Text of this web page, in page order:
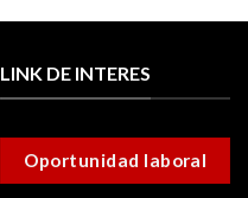
LINK DE INTERES
Oportunidad laboral